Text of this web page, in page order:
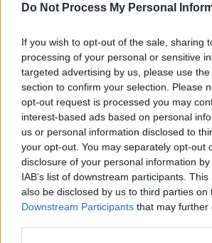
Do Not Process My Personal
If you wish to opt-out of the sale, sharing
processing of your personal or sensitive
targeted advertising by us, please use
section to confirm your selection. Please
opt-out request is processed you may
interest-based ads based on personal
us or personal information disclosed to
your opt-out. You may separately opt-out
disclosure of your personal information
IAB’s list of downstream participants.
also be disclosed by us to third parties on
Downstream Participants that may further
SENS
SOS (Șoșoacă)
POT (Gavrilă)
PACE (Peia)
Acțiunea Conservatoare (Târziu)
PDF (Lazarus)
PUSL (D. Voiculescu)
PNȚCD (Pavelescu)
PNCR (Terheș)
Partidul Patrioților (Surugiu)